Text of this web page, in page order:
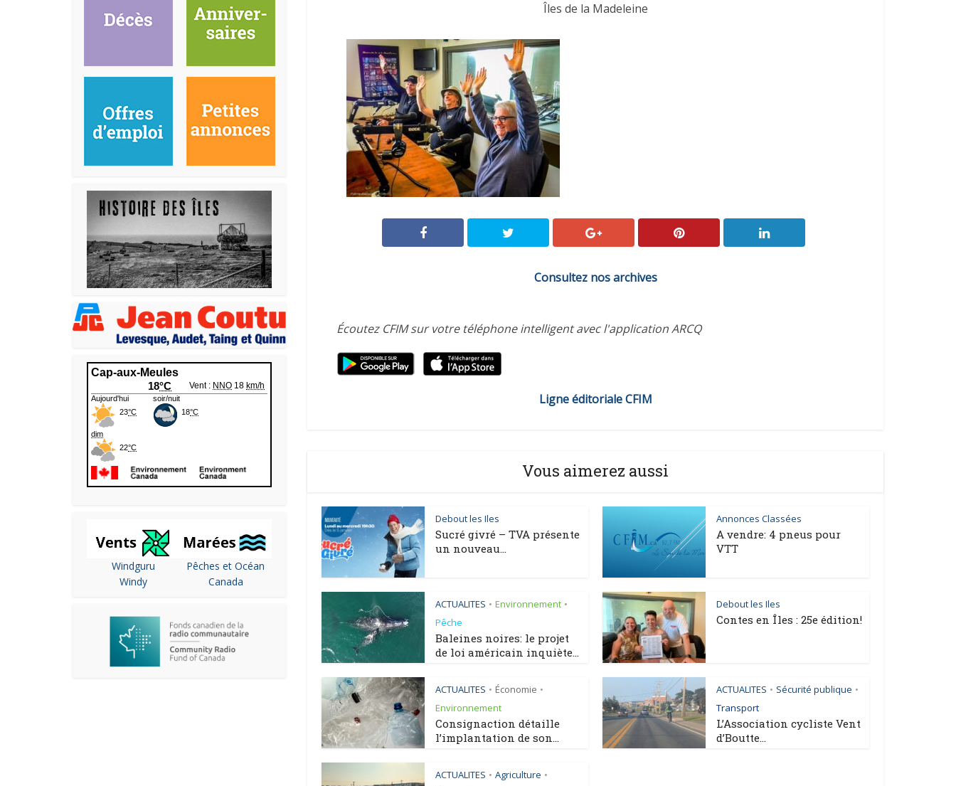
Windguru
Windy
Pêches et Océan
Canada
Îles de la Madeleine
Consultez nos archives
Écoutez CFIM sur votre téléphone intelligent avec l'application ARCQ
Ligne éditoriale CFIM
Vous aimerez aussi
Debout les Iles
Sucré givré – TVA présente
un nouveau...
Annonces Classées
A vendre: 4 pneus pour
VTT
ACTUALITES • Environnement •
Pêche
Baleines noires: le projet
de loi américain inquiète...
Debout les Iles
Contes en Îles : 25e édition!
ACTUALITES • Économie •
Environnement
Consignaction détaille
l’implantation de son...
ACTUALITES • Sécurité publique •
Transport
L’Association cycliste Vent
d’Boutte...
ACTUALITES • Agriculture •